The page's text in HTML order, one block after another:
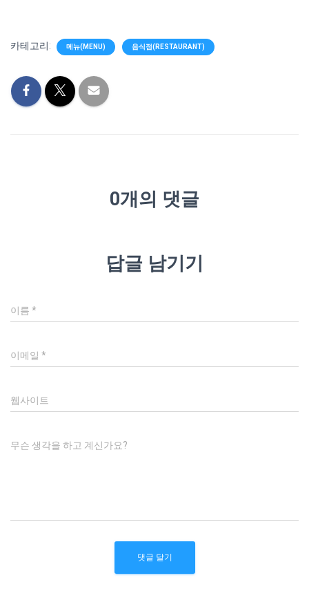
카테고리: 메뉴(MENU) 음식점(RESTAURANT)
0개의 댓글
답글 남기기
이름 *
이메일 *
웹사이트
무슨 생각을 하고 계신가요?